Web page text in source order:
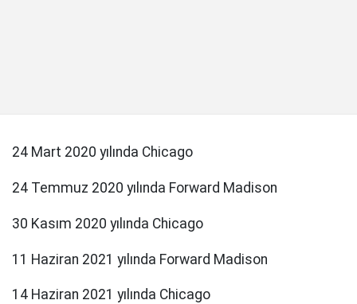
24 Mart 2020 yılında Chicago
24 Temmuz 2020 yılında Forward Madison
30 Kasım 2020 yılında Chicago
11 Haziran 2021 yılında Forward Madison
14 Haziran 2021 yılında Chicago